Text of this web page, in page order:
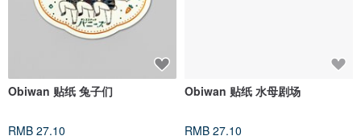
Obiwan 贴纸 兔子们
RMB 27.10
Obiwan 贴纸 水母剧场
RMB 27.10